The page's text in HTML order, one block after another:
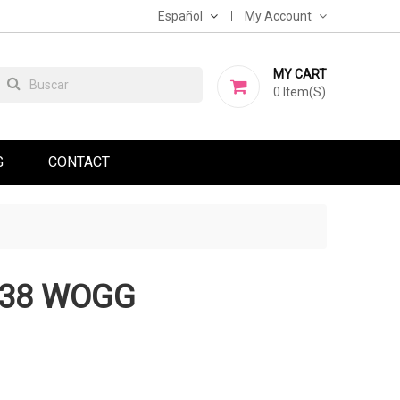
Español My Account
MY CART
0 Item(s)
CONTACT
WOGG